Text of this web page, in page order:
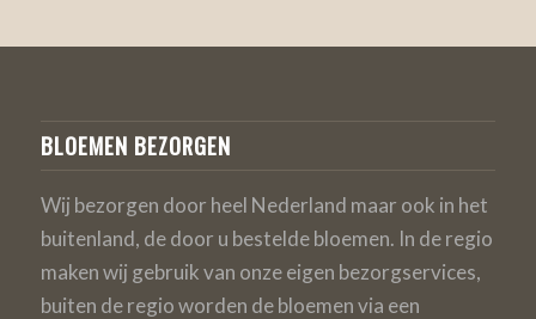
BLOEMEN BEZORGEN
Wij bezorgen door heel Nederland maar ook in het
buitenland, de door u bestelde bloemen. In de regio
maken wij gebruik van onze eigen bezorgservices,
buiten de regio worden de bloemen via een